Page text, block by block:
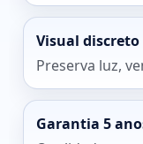
Visual discreto
Preserva luz,
Garantia 5